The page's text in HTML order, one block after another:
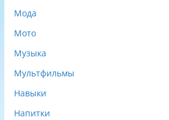
Мода
Мото
Музыка
Мультфильмы
Навыки
Напитки